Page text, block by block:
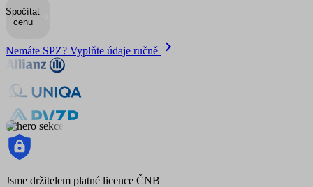
Spočítat
cenu
Nemáte SPZ? Vyplňte údaje ručně
Jsme držitelem platné licence ČNB